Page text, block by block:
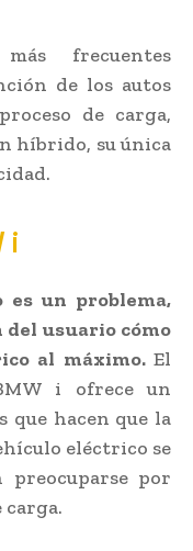
frecuentes
de los autos
de carga,
híbrido, su única
i
es un problema,
del usuario cómo
al máximo. El
i ofrece un
que hacen que la
eléctrico se
por